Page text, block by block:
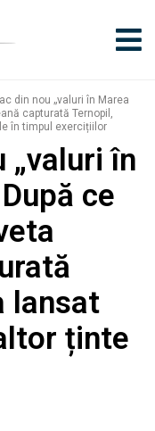
din nou „valuri în Marea
capturată Ternopil,
în timpul exercițiilor
„valuri în
ce
lansat
ținte